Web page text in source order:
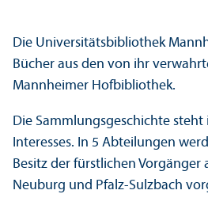
Die Universitätsbibliothek
Bücher aus den von ihr
Mannheimer Hofbibliothek.
Die Sammlungsgeschichte
Interesses. In 5 Abteilungen
Besitz der fürstlichen Vorgänger
Neuburg und Pfalz-Sulzbach